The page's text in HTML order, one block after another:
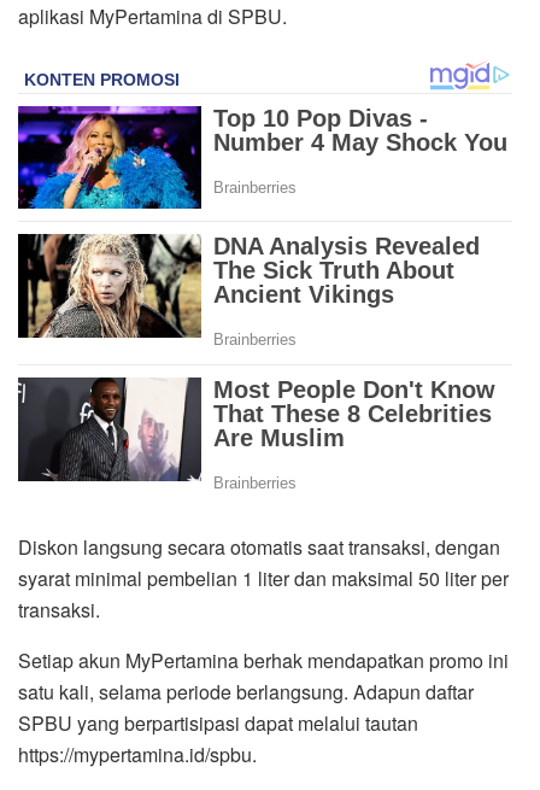
aplikasi MyPertamina di SPBU.
Diskon langsung secara otomatis saat transaksi, dengan
syarat minimal pembelian 1 liter dan maksimal 50 liter per
transaksi.
Setiap akun MyPertamina berhak mendapatkan promo ini
satu kali, selama periode berlangsung. Adapun daftar
SPBU yang berpartisipasi dapat melalui tautan
https://mypertamina.id/spbu.